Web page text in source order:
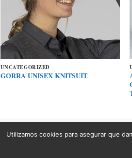
UNCATEGORIZED
GORRA UNISEX KNITSUIT
Utilizamos cookies para asegurar que